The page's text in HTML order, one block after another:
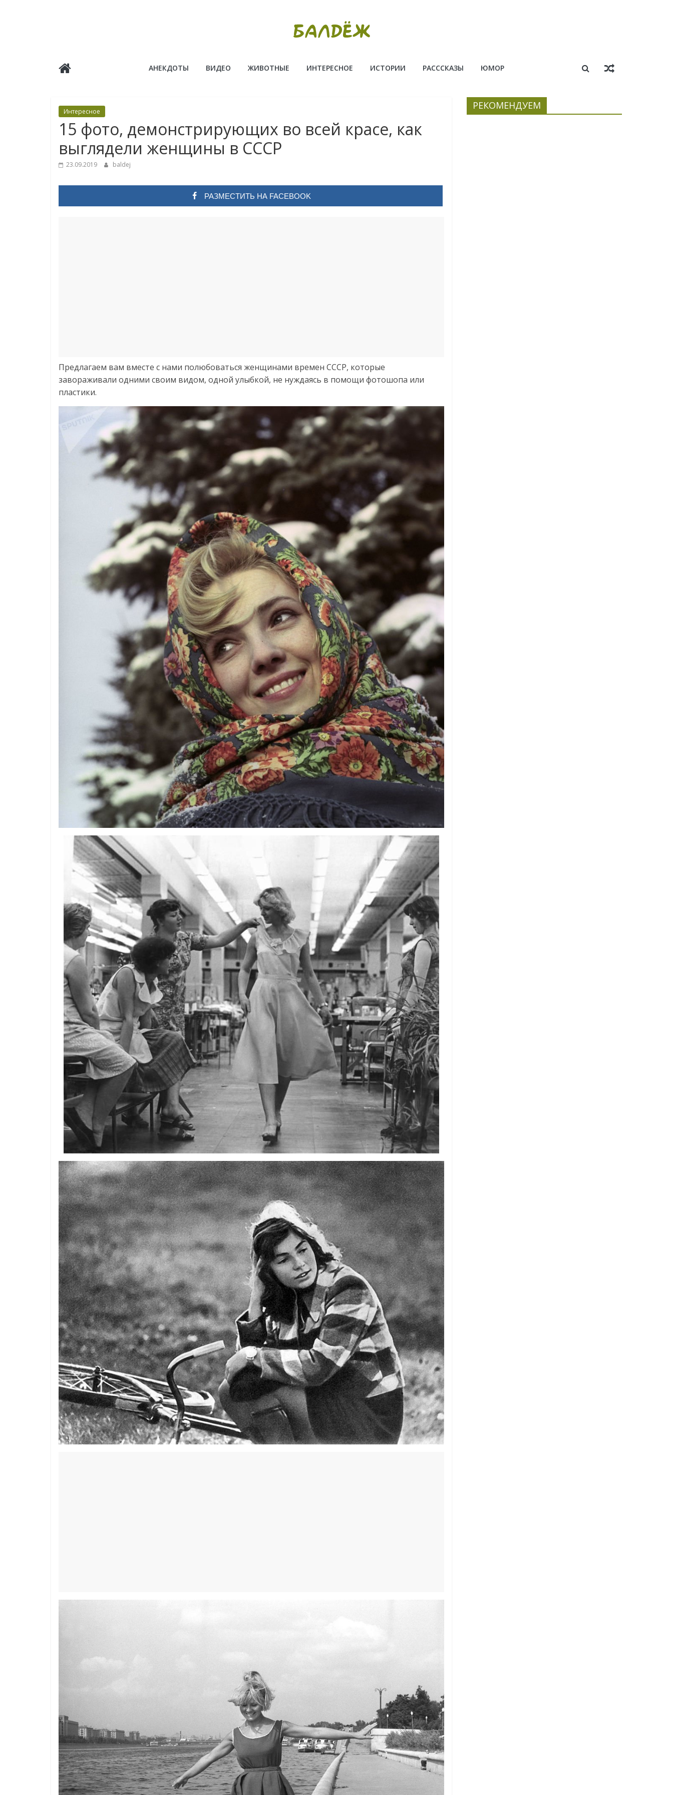
Балдёж АНЕКДОТЫ ВИДЕО ЖИВОТНЫЕ ИНТЕРЕСНОЕ ИСТОРИИ РАСССКАЗЫ ЮМОР
Интересное
15 фото, демонстрирующих во всей красе, как
выглядели женщины в СССР
23.09.2019 baldej
РАЗМЕСТИТЬ НА FACEBOOK
Предлагаем вам вместе с нами полюбоваться женщинами времен СССР, которые
завораживали одними своим видом, одной улыбкой, не нуждаясь в помощи фотошопа или
пластики.
РЕКОМЕНДУЕМ